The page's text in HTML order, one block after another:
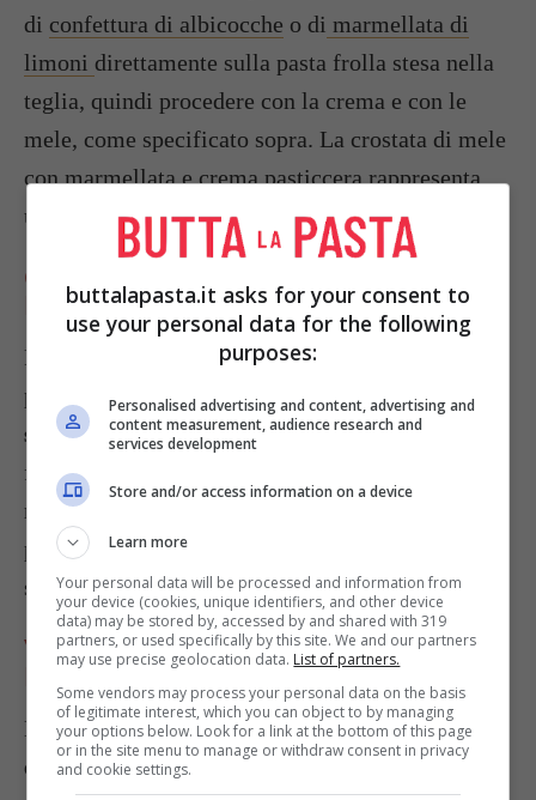
di confettura di albicocche o di marmellata di
limoni direttamente sulla pasta frolla stesa nella
teglia, quindi procedere con la crema e con le
mele, come specificato sopra. La crostata di mele
con marmellata e crema pasticcera rappresenta
una apprezzata variante del dolce.
CROSTATA DI MELE E CREMA
PASTICCERA SENZA BURRO
Prepararla è semplice: sostituite la dose di burro
prevista tra gli ingredienti
con 80 ml di olio di
semi.Lavorate la pasta frolla come di consueto
fino ad ottenere un impasto sodo e liscio. Fatelo
riposare in frigo per almeno un’ora, avvolto da
pellicola trasparente, quindi procedete come
sopra.
VARIANTI DELLA CROSTATA DI
MELE E CREMA PASTICCERA
Due imperdibili varianti sonola crostata di mele
e crema pasticcera alla cannella
da ottenere
buttalapasta.it asks for your consent to
use your personal data for the following
purposes:
Personalised advertising and content, advertising and
content measurement, audience research and
services development
Store and/or access information on a device
Learn more
Your personal data will be processed and information from
your device (cookies, unique identifiers, and other device
data) may be stored by, accessed by and shared with 319
partners, or used specifically by this site. We and our partners
may use precise geolocation data. List of partners.
Some vendors may process your personal data on the basis
of legitimate interest, which you can object to by managing
your options below. Look for a link at the bottom of this page
or in the site menu to manage or withdraw consent in privacy
and cookie settings.